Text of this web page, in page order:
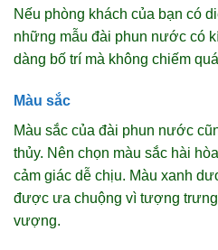
Nếu phòng khách của bạn có
những mẫu đài phun nước có
dàng bố trí mà không chiếm
Màu sắc
Màu sắc của đài phun nước
thủy. Nên chọn màu sắc hài
cảm giác dễ chịu. Màu xanh
được ưa chuộng vì tượng
vượng.